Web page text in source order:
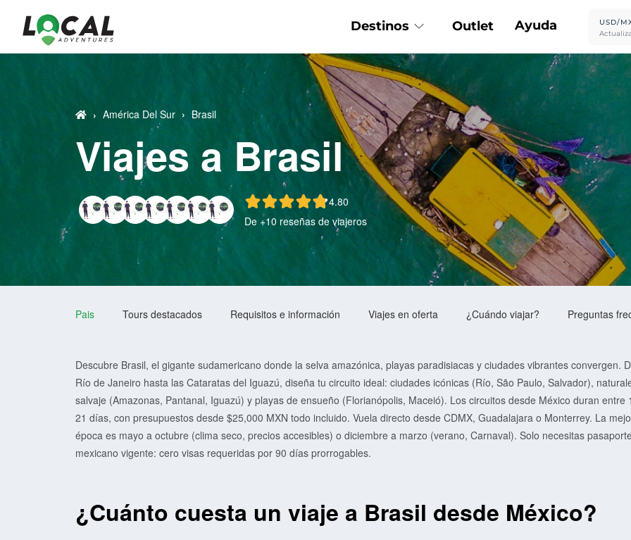
Destinos Outlet Ayuda
USD/
› América Del Sur › Brasil
Viajes a Brasil
4.80
De +10 reseñas de viajeros
Pais Tours destacados Requisitos e información Viajes en oferta ¿Cuándo viajar? Preguntas
Descubre Brasil, el gigante sudamericano donde la selva amazónica, playas paradisiacas y ciudades vibrantes convergen.
Río de Janeiro hasta las Cataratas del Iguazú, diseña tu circuito ideal: ciudades icónicas (Río, São Paulo, Salvador),
salvaje (Amazonas, Pantanal, Iguazú) y playas de ensueño (Florianópolis, Maceió). Los circuitos desde México duran entre
21 días, con presupuestos desde $25,000 MXN todo incluido. Vuela directo desde CDMX, Guadalajara o Monterrey. La
época es mayo a octubre (clima seco, precios accesibles) o diciembre a marzo (verano, Carnaval). Solo necesitas
mexicano vigente: cero visas requeridas por 90 días prorrogables.
¿Cuánto cuesta un viaje a Brasil desde México?